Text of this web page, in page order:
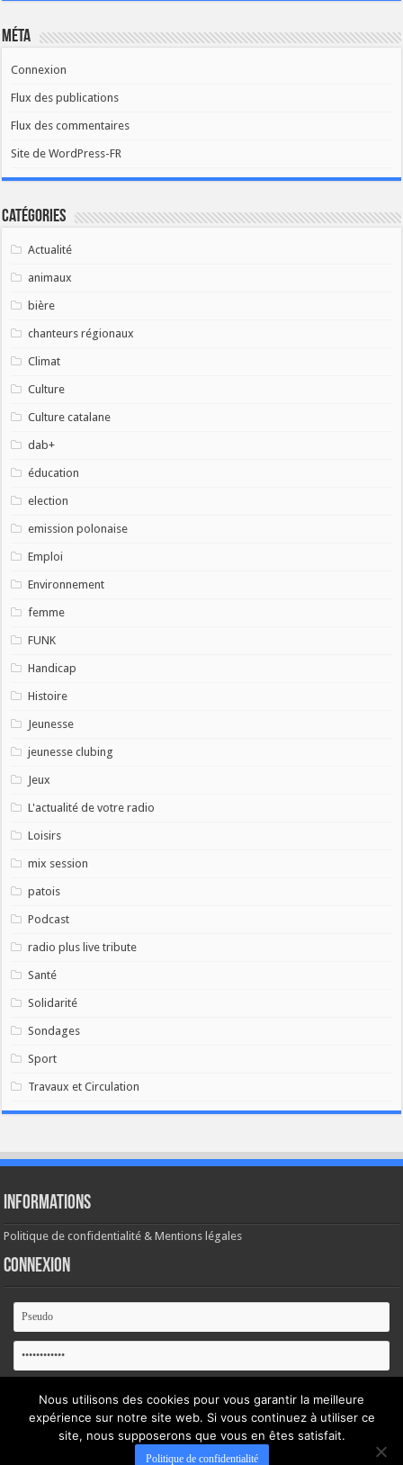
Méta
Connexion
Flux des publications
Flux des commentaires
Site de WordPress-FR
Catégories
Actualité
animaux
bière
chanteurs régionaux
Climat
Culture
Culture catalane
dab+
éducation
election
emission polonaise
Emploi
Environnement
femme
FUNK
Handicap
Histoire
Jeunesse
jeunesse clubing
Jeux
L'actualité de votre radio
Loisirs
mix session
patois
Podcast
radio plus live tribute
Santé
Solidarité
Sondages
Sport
Travaux et Circulation
Informations
Politique de confidentialité & Mentions légales
Connexion
Se souvenir de moi
Mot de passe oublié ?
Nous utilisons des cookies pour vous garantir la meilleure
expérience sur notre site web. Si vous continuez à utiliser ce
site, nous supposerons que vous en êtes satisfait.
Politique de confidentialité